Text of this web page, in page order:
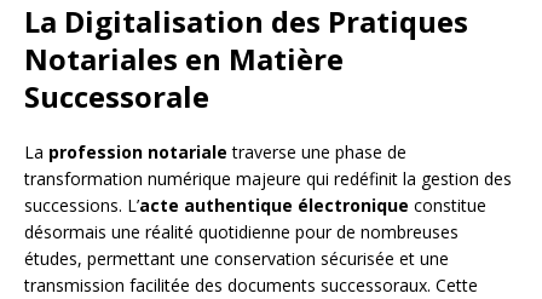
La Digitalisation des Pratiques
Notariales en Matière
Successorale
La profession notariale traverse une phase de
transformation numérique majeure qui redéfinit la gestion des
successions. L’acte authentique électronique constitue
désormais une réalité quotidienne pour de nombreuses
études, permettant une conservation sécurisée et une
transmission facilitée des documents successoraux. Cette